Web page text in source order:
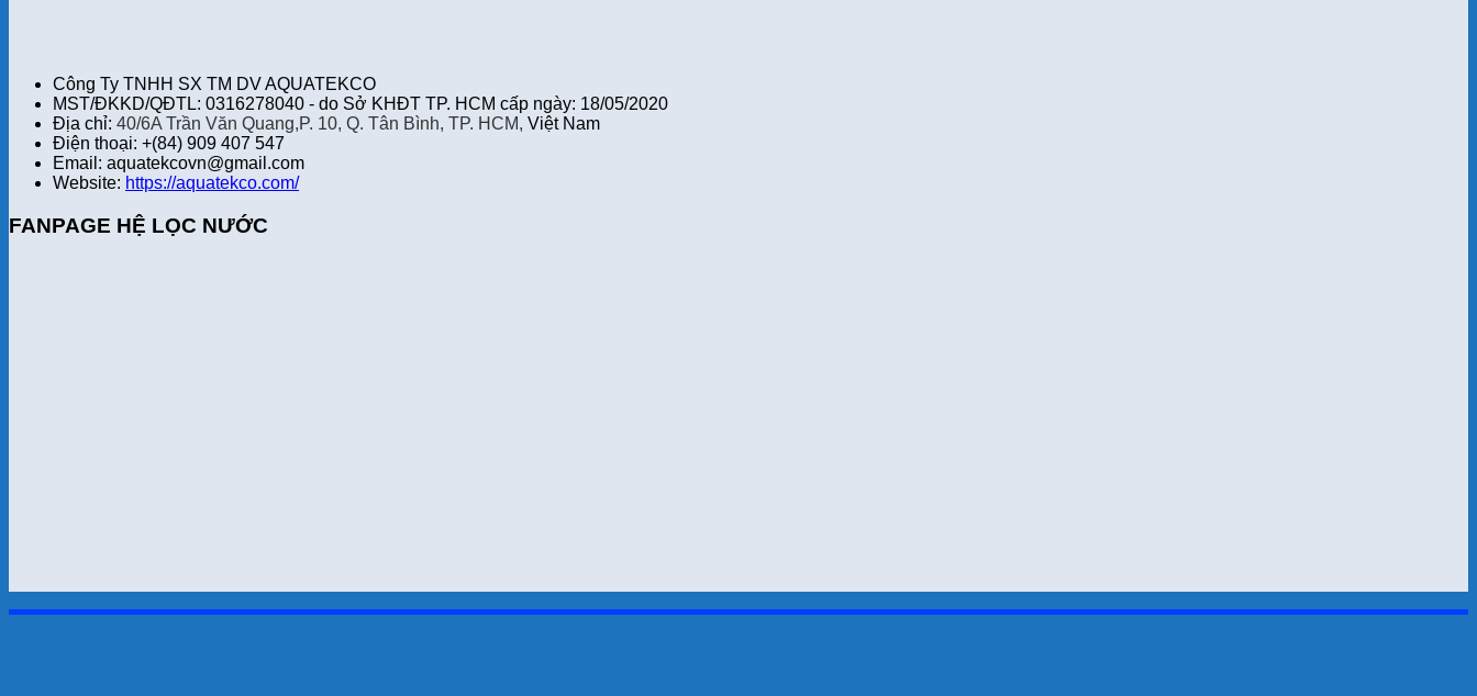
Công Ty TNHH SX TM DV AQUATEKCO
MST/ĐKKD/QĐTL: 0316278040 - do Sở KHĐT TP. HCM cấp ngày: 18/05/2020
Địa chỉ: 40/6A Trần Văn Quang,P. 10, Q. Tân Bình, TP. HCM, Việt Nam
Điện thoại: +(84) 909 407 547
Email: aquatekcovn@gmail.com
Website: https://aquatekco.com/
FANPAGE HỆ LỌC NƯỚC